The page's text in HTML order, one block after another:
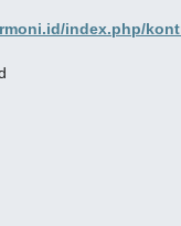
index.php/